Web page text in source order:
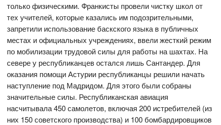
только физическими. Франкисты провели чистку школ от
тех учителей, которые казались им подозрительными,
запретили использование баскского языка в публичных
местах и официальных учреждениях, ввели жесткий режим
по мобилизации трудовой силы для работы на шахтах. На
севере у республиканцев остался лишь Сантандер. Для
оказания помощи Астурии республиканцы решили начать
наступление под Мадридом. Для этого были собраны
значительные силы. Республиканская авиация
насчитывала 450 самолетов, включая 200 истребителей (из
них 150 советского производства) и 100 бомбардировщиков